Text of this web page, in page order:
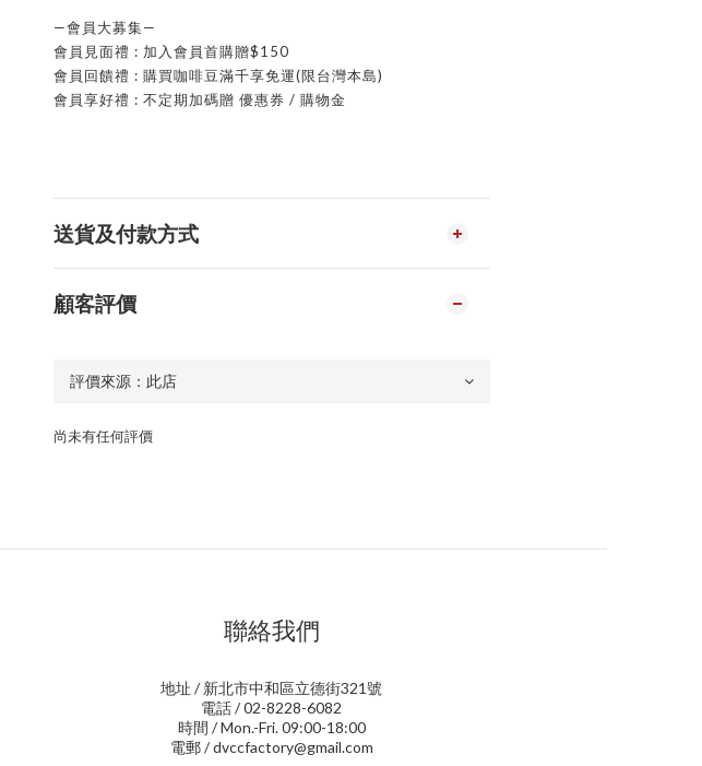
—會員大募集—
會員見面禮 : 加入會員首購贈$150
會員回饋禮 : 購買咖啡豆滿千享免運(限台灣本島)
會員享好禮 : 不定期加碼贈 優惠券 / 購物金
送貨及付款方式
顧客評價
尚未有任何評價
聯絡我們
地址 / 新北市中和區立德街321號
電話 / 02-8228-6082
時間 / Mon.-Fri. 09:00-18:00
電郵 / dvccfactory@gmail.com